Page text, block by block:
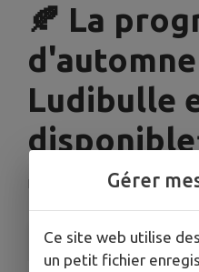
🍂 La
Ludibulle
La Bazoge Gérer
Ce site web utilise
un petit fichier